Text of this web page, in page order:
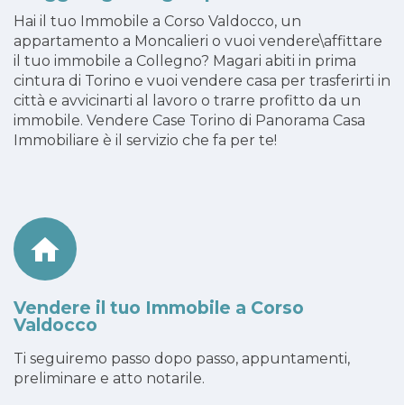
Hai il tuo Immobile a Corso Valdocco, un
appartamento a Moncalieri o vuoi vendere\affittare
il tuo immobile a Collegno? Magari abiti in prima
cintura di Torino e vuoi vendere casa per trasferirti in
città e avvicinarti al lavoro o trarre profitto da un
immobile. Vendere Case Torino di Panorama Casa
Immobiliare è il servizio che fa per te!
Vendere il tuo Immobile a Corso
Valdocco
Ti seguiremo passo dopo passo, appuntamenti,
preliminare e atto notarile.